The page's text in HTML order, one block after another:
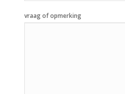
vraag of opmerking